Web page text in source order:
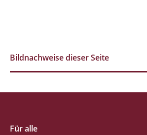
Bildnachweise dieser Seite
Für alle